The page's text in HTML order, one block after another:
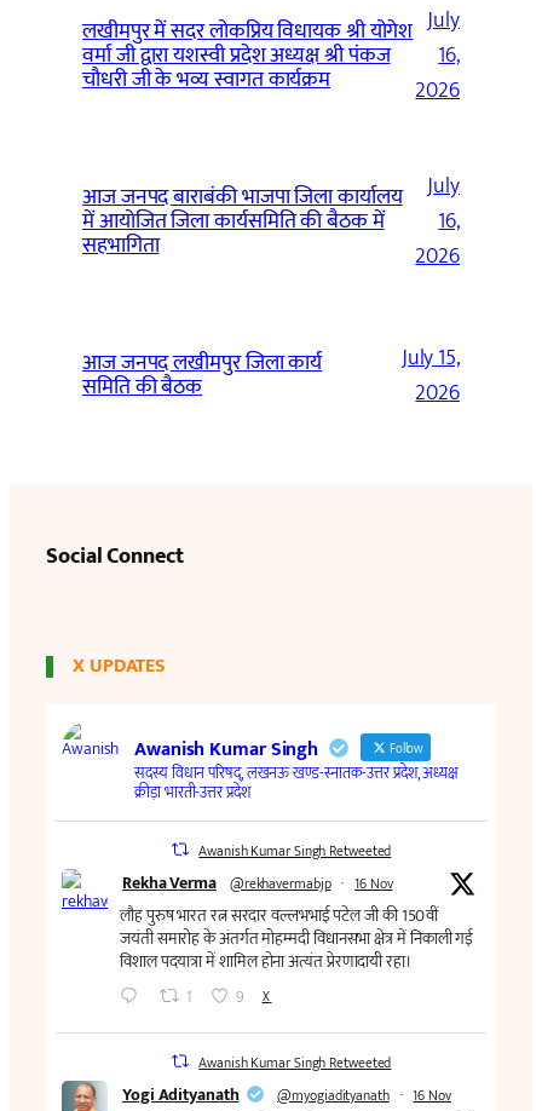
लखीमपुर में सदर लोकप्रिय विधायक श्री योगेश
वर्मा जी द्वारा यशस्वी प्रदेश अध्यक्ष श्री पंकज
चौधरी जी के भव्य स्वागत कार्यक्रम
July
16,
2026
आज जनपद बाराबंकी भाजपा जिला कार्यालय
में आयोजित जिला कार्यसमिति की बैठक में
सहभागिता
July
16,
2026
आज जनपद लखीमपुर जिला कार्य
समिति की बैठक
July 15,
2026
Social Connect
X UPDATES